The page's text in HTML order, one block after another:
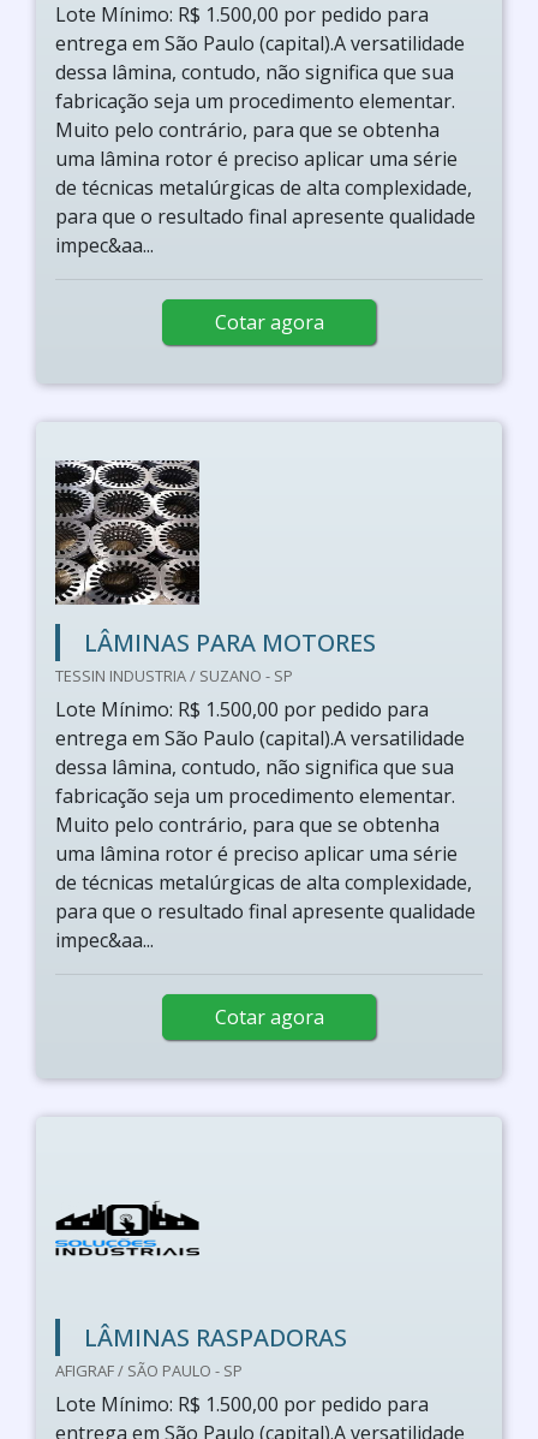
Lote Mínimo: R$ 1.500,00 por pedido para
entrega em São Paulo (capital).A versatilidade
dessa lâmina, contudo, não significa que sua
fabricação seja um procedimento elementar.
Muito pelo contrário, para que se obtenha
uma lâmina rotor é preciso aplicar uma série
de técnicas metalúrgicas de alta complexidade,
para que o resultado final apresente qualidade
impec&aa...
Cotar agora
LÂMINAS PARA MOTORES
TESSIN INDUSTRIA / SUZANO - SP
Lote Mínimo: R$ 1.500,00 por pedido para
entrega em São Paulo (capital).A versatilidade
dessa lâmina, contudo, não significa que sua
fabricação seja um procedimento elementar.
Muito pelo contrário, para que se obtenha
uma lâmina rotor é preciso aplicar uma série
de técnicas metalúrgicas de alta complexidade,
para que o resultado final apresente qualidade
impec&aa...
Cotar agora
LÂMINAS RASPADORAS
AFIGRAF / SÃO PAULO - SP
Lote Mínimo: R$ 1.500,00 por pedido para
entrega em São Paulo (capital).A versatilidade